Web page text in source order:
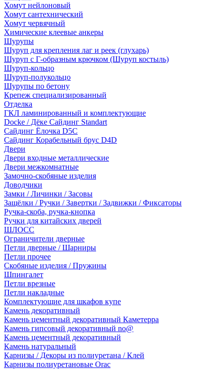
Хомут нейлоновый
Хомут сантехнический
Хомут червячный
Химические клеевые анкеры
Шурупы
Шуруп для крепления лаг и реек (глухарь)
Шуруп с Г-образным крючком (Шуруп костыль)
Шуруп-кольцо
Шуруп-полукольцо
Шурупы по бетону
Крепеж специализированный
Отделка
ГКЛ ламинированный и комплектующие
Docke / Дёке Сайдинг Standart
Сайдинг Ёлочка D5C
Сайдинг Корабельный брус D4D
Двери
Двери входные металлические
Двери межкомнатные
Замочно-скобяные изделия
Доводчики
Замки / Личинки / Засовы
Защёлки / Ручки / Завертки / Задвижки / Фиксаторы
Ручка-скоба, ручка-кнопка
Ручки для китайских дверей
ШЛОСС
Ограничители дверные
Петли дверные / Шарниры
Петли прочее
Скобяные изделия / Пружины
Шпингалет
Петли врезные
Петли накладные
Комплектующие для шкафов купе
Камень декоративный
Камень цементный декоративный Каметерра
Камень гипсовый декоративный no@
Камень цементный декоративный
Камень натуральный
Карнизы / Декоры из полиуретана / Клей
Карнизы полиуретановые Orac